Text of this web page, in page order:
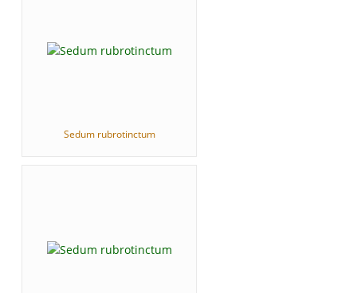
Sedum rubrotinctum